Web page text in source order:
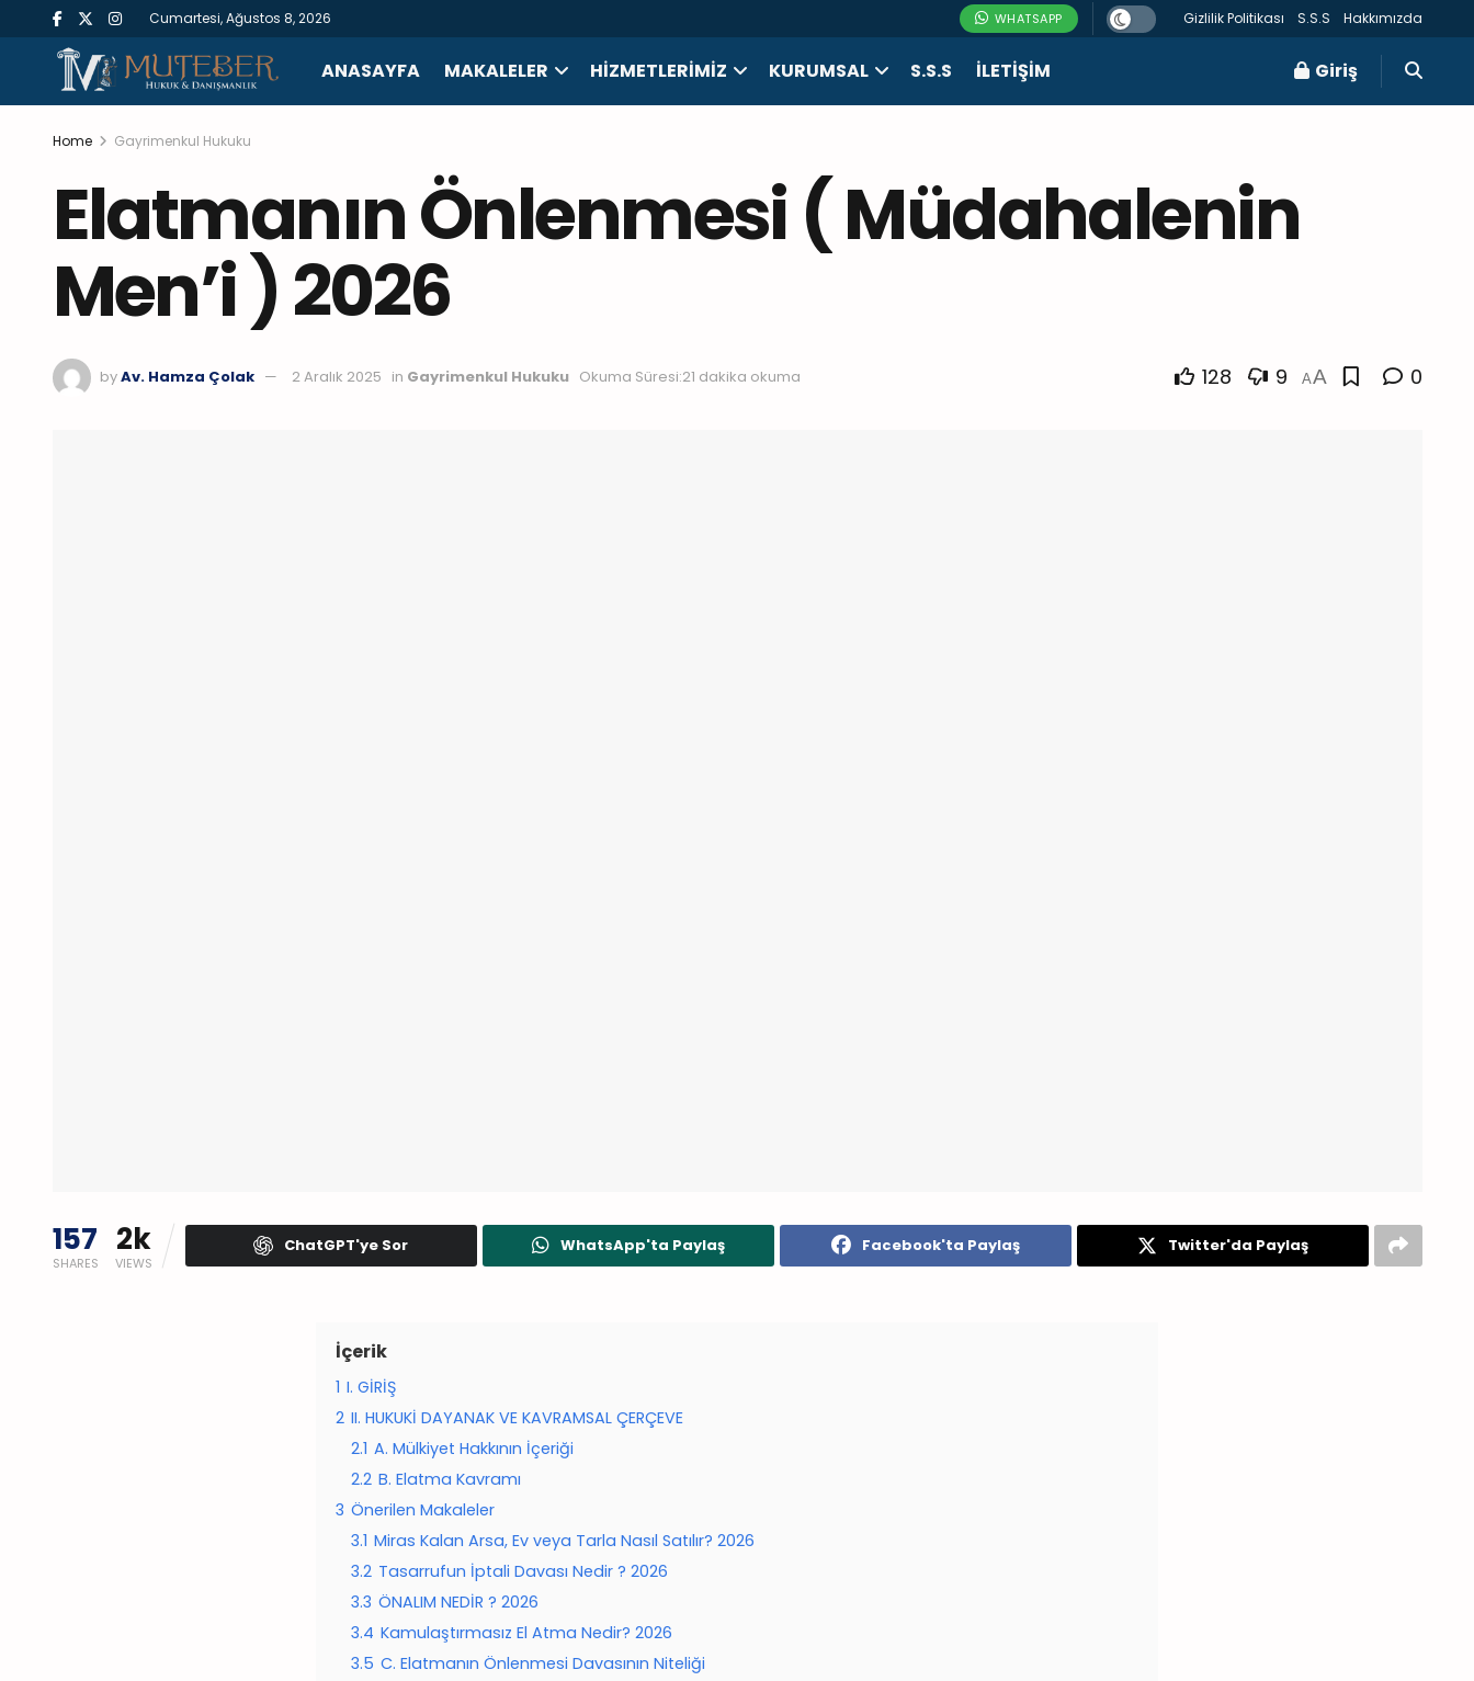
Cumartesi, Ağustos 8, 2026 WHATSAPP Gizlilik Politikası S.S.S Hakkımızda
ANASAYFA MAKALELER HIZMETLERIMIZ KURUMSAL S.S.S ILETIŞIM Giriş
Home Gayrimenkul Hukuku
Elatmanın Önlenmesi ( Müdahalenin
Men’i ) 2026
byAv. Hamza Çolak 2 Aralık 2025 in Gayrimenkul Hukuku Okuma Süresi:21 dakika okuma 128 9 AA 0
157
SHARES
2k
VIEWS
ChatGPT'ye Sor WhatsApp'ta Paylaş Facebook'ta Paylaş Twitter'da Paylaş
İçerik
1 I. GİRİŞ
2 II. HUKUKİ DAYANAK VE KAVRAMSAL ÇERÇEVE
2.1 A. Mülkiyet Hakkının İçeriği
2.2 B. Elatma Kavramı
3 Önerilen Makaleler
3.1 Miras Kalan Arsa, Ev veya Tarla Nasıl Satılır? 2026
3.2 Tasarrufun İptali Davası Nedir ? 2026
3.3 ÖNALIM NEDİR ? 2026
3.4 Kamulaştırmasız El Atma Nedir? 2026
3.5 C. Elatmanın Önlenmesi Davasının Niteliği